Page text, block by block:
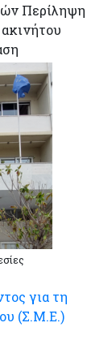
Περίληψη
για τη
(Σ.Μ.Ε.)